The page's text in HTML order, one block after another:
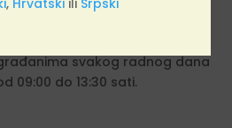
svakog radnog dana
09:00 do 13:30 sati.
, Hrvatski ili Srpski